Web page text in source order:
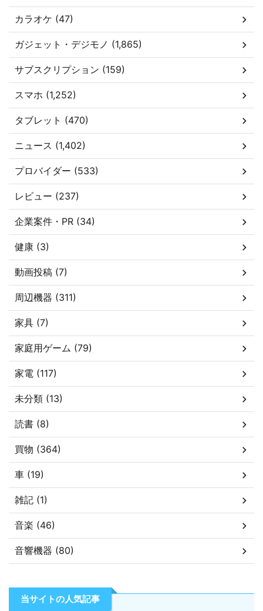
カラオケ (47)
ガジェット・デジモノ (1,865)
サブスクリプション (159)
スマホ (1,252)
タブレット (470)
ニュース (1,402)
プロバイダー (533)
レビュー (237)
企業案件・PR (34)
健康 (3)
動画投稿 (7)
周辺機器 (311)
家具 (7)
家庭用ゲーム (79)
家電 (117)
未分類 (13)
読書 (8)
買物 (364)
車 (19)
雑記 (1)
音楽 (46)
音響機器 (80)
当サイトの人気記事